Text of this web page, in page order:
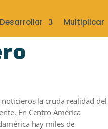
Desarrollar Multiplicar
la cruda realidad del
En Centro América
hay miles de